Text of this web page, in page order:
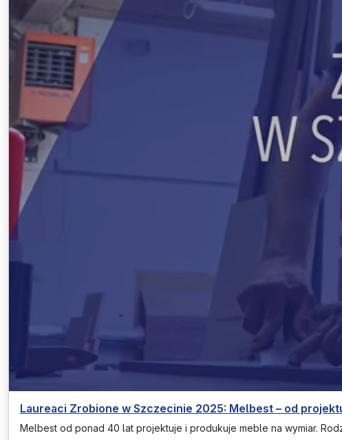
Laureaci Zrobione w Szczecinie 2025: Melbest – od
Melbest od ponad 40 lat projektuje i produkuje meble na wymiar.